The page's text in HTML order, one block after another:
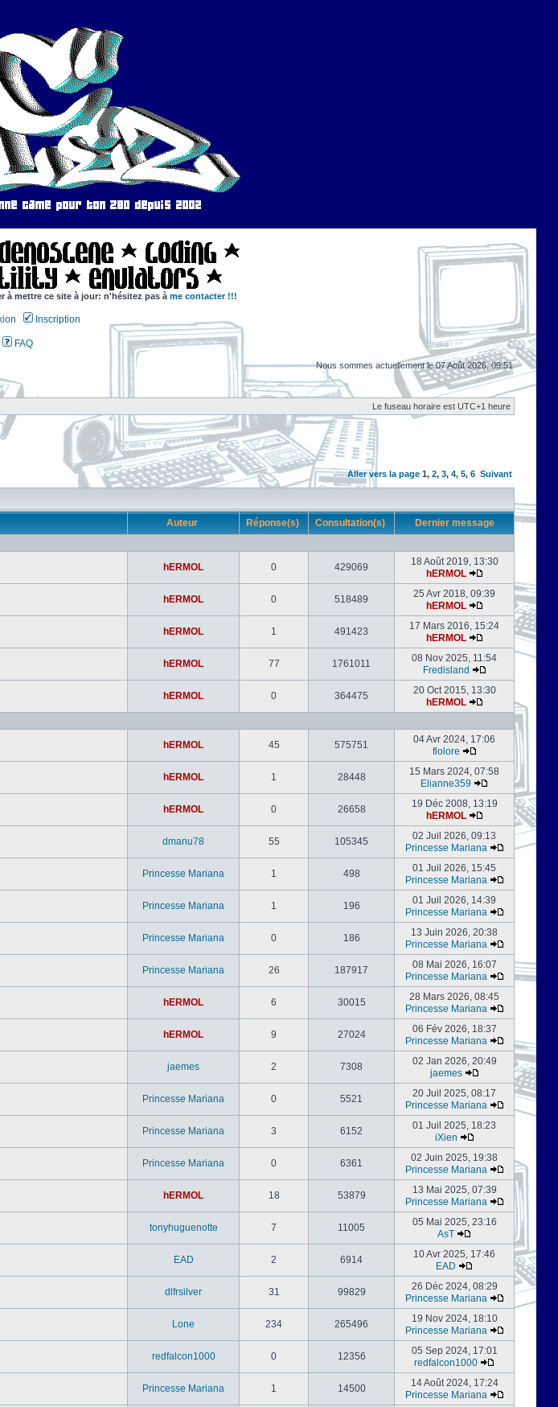
à mettre ce site à jour: n'hésitez pas à me contacter !!!
Inscription
FAQ
Nous sommes actuellement le 07 Août 2026, 09:51
Le fuseau horaire est UTC+1 heure
Aller vers la page 1, 2, 3, 4, 5, 6 Suivant
Auteur Réponse(s) Consultation(s) Dernier message
hERMOL 0 429069
18 Août 2019, 13:30
hERMOL
hERMOL 0 518489
25 Avr 2018, 09:39
hERMOL
hERMOL 1 491423
17 Mars 2016, 15:24
hERMOL
hERMOL 77 1761011
08 Nov 2025, 11:54
Fredisland
hERMOL 0 364475
20 Oct 2015, 13:30
hERMOL
hERMOL 45 575751
04 Avr 2024, 17:06
flolore
hERMOL 1 28448
15 Mars 2024, 07:58
Elianne359
hERMOL 0 26658
19 Déc 2008, 13:19
hERMOL
dmanu78 55 105345
02 Juil 2026, 09:13
Princesse Mariana
Princesse Mariana 1 498
01 Juil 2026, 15:45
Princesse Mariana
Princesse Mariana 1 196
01 Juil 2026, 14:39
Princesse Mariana
Princesse Mariana 0 186
13 Juin 2026, 20:38
Princesse Mariana
Princesse Mariana 26 187917
08 Mai 2026, 16:07
Princesse Mariana
hERMOL 6 30015
28 Mars 2026, 08:45
Princesse Mariana
hERMOL 9 27024
06 Fév 2026, 18:37
Princesse Mariana
jaemes 2 7308
02 Jan 2026, 20:49
jaemes
Princesse Mariana 0 5521
20 Juil 2025, 08:17
Princesse Mariana
Princesse Mariana 3 6152
01 Juil 2025, 18:23
iXien
Princesse Mariana 0 6361
02 Juin 2025, 19:38
Princesse Mariana
hERMOL 18 53879
13 Mai 2025, 07:39
Princesse Mariana
tonyhuguenotte 7 11005
05 Mai 2025, 23:16
AsT
EAD 2 6914
10 Avr 2025, 17:46
EAD
dlfrsilver 31 99829
26 Déc 2024, 08:29
Princesse Mariana
Lone 234 265496
19 Nov 2024, 18:10
Princesse Mariana
redfalcon1000 0 12356
05 Sep 2024, 17:01
redfalcon1000
Princesse Mariana 1 14500
14 Août 2024, 17:24
Princesse Mariana